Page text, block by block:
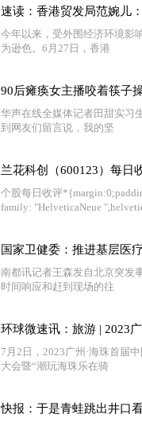
今年以来，受外围经济环境影
为逊色。6月27日，香港
华声在线全媒体记者田甜实习
到网友们留言说，我的坚
个股每日收评
family: "HelveticaNeue
南都讯记者王森发自北京突发
时间响应和赶到现场的往
7月2日，2023广州·海珠首届
大会暨“潮玩海珠乐在骑